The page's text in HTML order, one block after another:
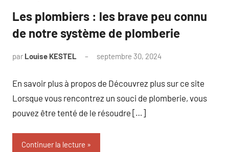
Les plombiers : les brave peu connu
de notre système de plomberie
par Louise KESTEL septembre 30, 2024
En savoir plus à propos de Découvrez plus sur ce site
Lorsque vous rencontrez un souci de plomberie, vous
pouvez être tenté de le résoudre […]
Continuer la lecture